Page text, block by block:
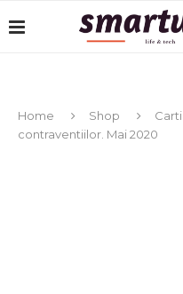
Home Shop Carti
contraventiilor. Mai 2020